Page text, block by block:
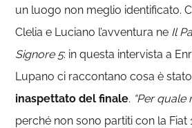
un luogo non meglio identificato.
Clelia e Luciano l’avventura ne Il
Signore 5: in questa intervista a
Lupano ci raccontano cosa è
inaspettato del finale. “Per
perché non sono partiti con la Fiat